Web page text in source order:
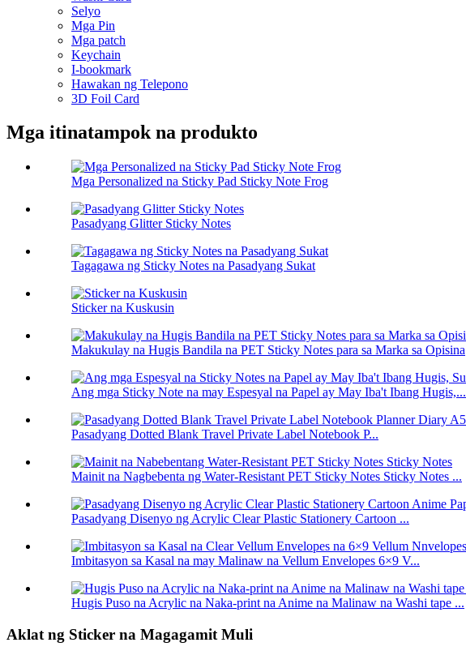
Selyo
Mga Pin
Mga patch
Keychain
I-bookmark
Hawakan ng Telepono
3D Foil Card
Mga itinatampok na produkto
Mga Personalized na Sticky Pad Sticky Note Frog
Pasadyang Glitter Sticky Notes
Tagagawa ng Sticky Notes na Pasadyang Sukat
Sticker na Kuskusin
Makukulay na Hugis Bandila na PET Sticky Notes para sa Marka sa Opisina
Ang mga Sticky Note na may Espesyal na Papel ay May Iba't Ibang Hugis,...
Pasadyang Dotted Blank Travel Private Label Notebook P...
Mainit na Nagbebenta ng Water-Resistant PET Sticky Notes Sticky Notes ...
Pasadyang Disenyo ng Acrylic Clear Plastic Stationery Cartoon ...
Imbitasyon sa Kasal na may Malinaw na Vellum Envelopes 6×9 V...
Hugis Puso na Acrylic na Naka-print na Anime na Malinaw na Washi tape ...
Aklat ng Sticker na Magagamit Muli